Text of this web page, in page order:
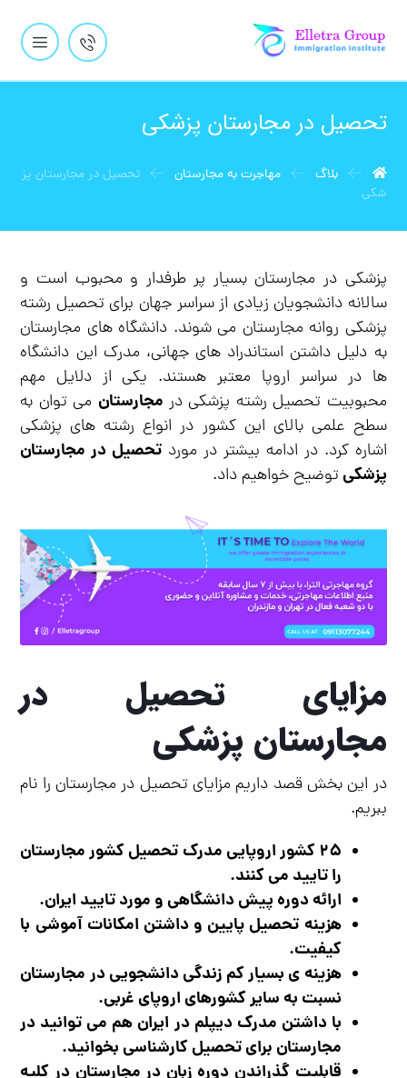
تحصیل در مجارستان پزشکی
بلاگ مهاجرت به مجارستان
تحصیل در مجارستان پز
شکی
پزشکی در مجارستان بسیار پر طرفدار و محبوب است و
سالانه دانشجویان زیادی از سراسر جهان برای تحصیل رشته
پزشکی روانه مجارستان می شوند. دانشگاه های مجارستان
به دلیل داشتن استاندراد های جهانی، مدرک این دانشگاه
ها در سراسر اروپا معتبر هستند. یکی از دلایل مهم
محبوبیت تحصیل رشته پزشکی در مجارستان می توان به
سطح علمی بالای این کشور در انواع رشته های پزشکی
اشاره کرد. در ادامه بیشتر در مورد تحصیل در مجارستان
پزشکی توضیح خواهیم داد.
مزایای تحصیل در
مجارستان پزشکی
در این بخش قصد داریم مزایای تحصیل در مجارستان را نام
ببریم.
۲۵ کشور اروپایی مدرک تحصیل کشور مجارستان
را تایید می کنند.
ارائه دوره پیش دانشگاهی و مورد تایید ایران.
هزینه تحصیل پایین و داشتن امکانات آموشی با
کیفیت.
هزینه ی بسیار کم زندگی دانشجویی در مجارستان
نسبت به سایر کشورهای اروپای غربی.
با داشتن مدرک دیپلم در ایران هم می توانید در
مجارستان برای تحصیل کارشناسی بخوانید.